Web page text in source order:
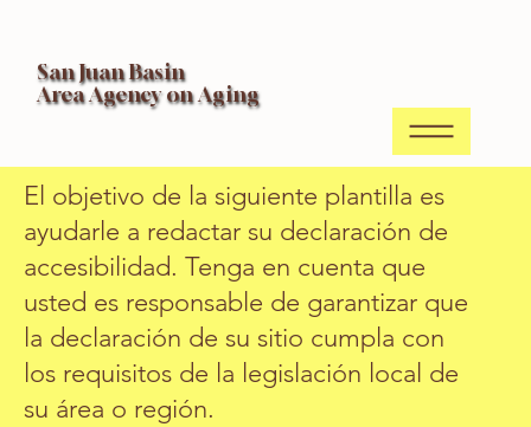
San Juan Basin
Area Agency on Aging
El objetivo de la siguiente plantilla es
ayudarle a redactar su declaración de
accesibilidad. Tenga en cuenta que
usted es responsable de garantizar que
la declaración de su sitio cumpla con
los requisitos de la legislación local de
su área o región.